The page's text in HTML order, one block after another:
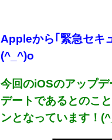
Appleから｢緊急セキ
(^_^)o
今回のiOSのアップ
デートであるとのこ
ンとなっています！